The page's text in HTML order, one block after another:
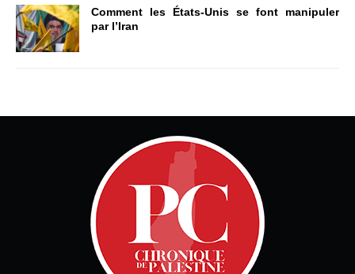
Comment les États-Unis se font manipuler
par l’Iran